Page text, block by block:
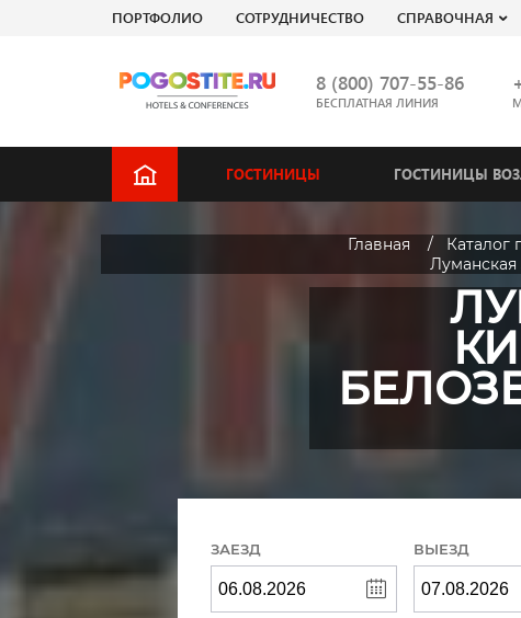
ПОРТФОЛИО СОТРУДНИЧЕСТВО СПРАВОЧНАЯ
8 (800) 707-55-86
БЕСПЛАТНАЯ ЛИНИЯ
ГОСТИНИЦЫ ГОСТИНИЦЫ
Главная Каталог
ЗАЕЗД ВЫЕЗД